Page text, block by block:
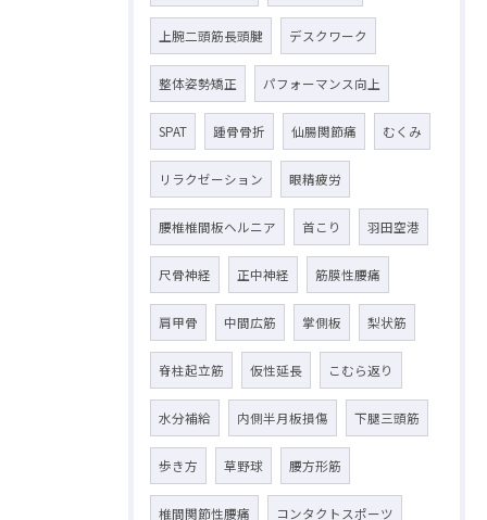
上腕二頭筋長頭腱 デスクワーク
整体姿勢矯正 パフォーマンス向上
SPAT 踵骨骨折 仙腸関節痛 むくみ
リラクゼーション 眼精疲労
腰椎椎間板ヘルニア 首こり 羽田空港
尺骨神経 正中神経 筋膜性腰痛
肩甲骨 中間広筋 掌側板 梨状筋
脊柱起立筋 仮性延長 こむら返り
水分補給 内側半月板損傷 下腿三頭筋
歩き方 草野球 腰方形筋
椎間関節性腰痛 コンタクトスポーツ